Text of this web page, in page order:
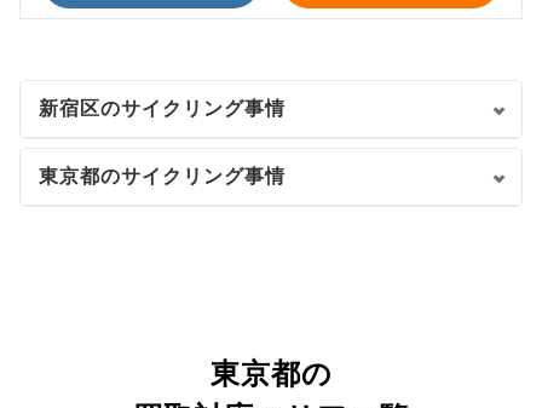
新宿区のサイクリング事情
東京都のサイクリング事情
東京都の